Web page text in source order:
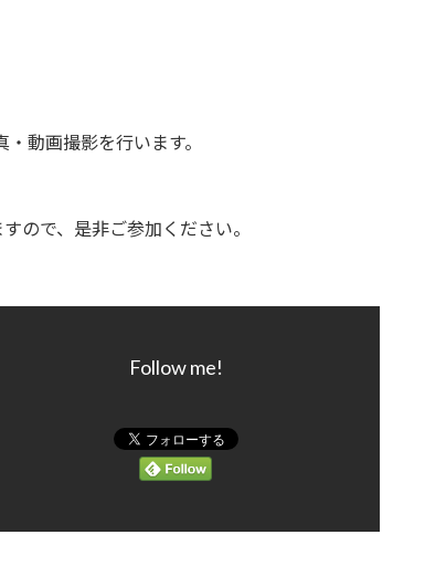
動画撮影を行います。
ので、是非ご参加ください。
Follow me!